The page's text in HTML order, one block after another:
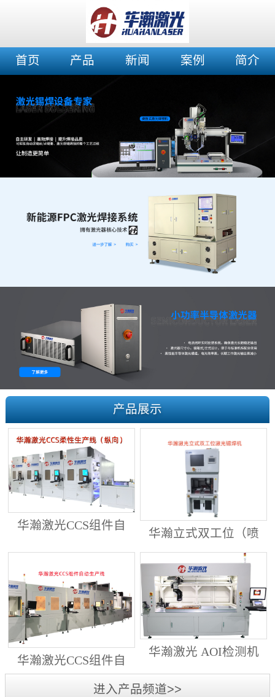
首页 产品 新闻 案例 简介
产品展示
华瀚激光CCS组件自
动生产线（纵向线）
华瀚立式双工位（喷
射锡膏）激光焊锡机
华瀚激光CCS组件自
动生产线（横向线）
华瀚激光 AOI检测机
（型号HA18DM6)
进入产品频道>>